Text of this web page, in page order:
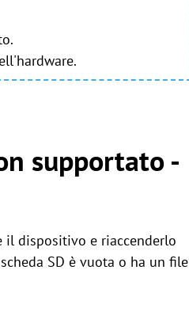
supportato -
il dispositivo e riaccenderlo
SD è vuota o ha un file